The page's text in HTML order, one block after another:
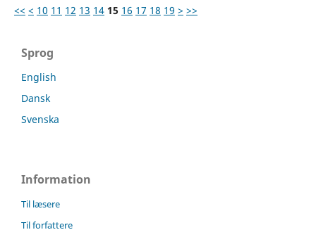
<< < 10 11 12 13 14 15 16 17 18 19 > >>
Sprog
English
Dansk
Svenska
Information
Til læsere
Til forfattere